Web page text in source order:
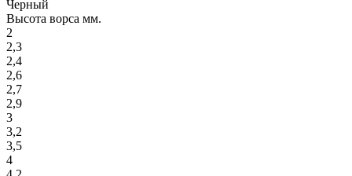
Черный
Высота ворса мм.
2
2,3
2,4
2,6
2,7
2,9
3
3,2
3,5
4